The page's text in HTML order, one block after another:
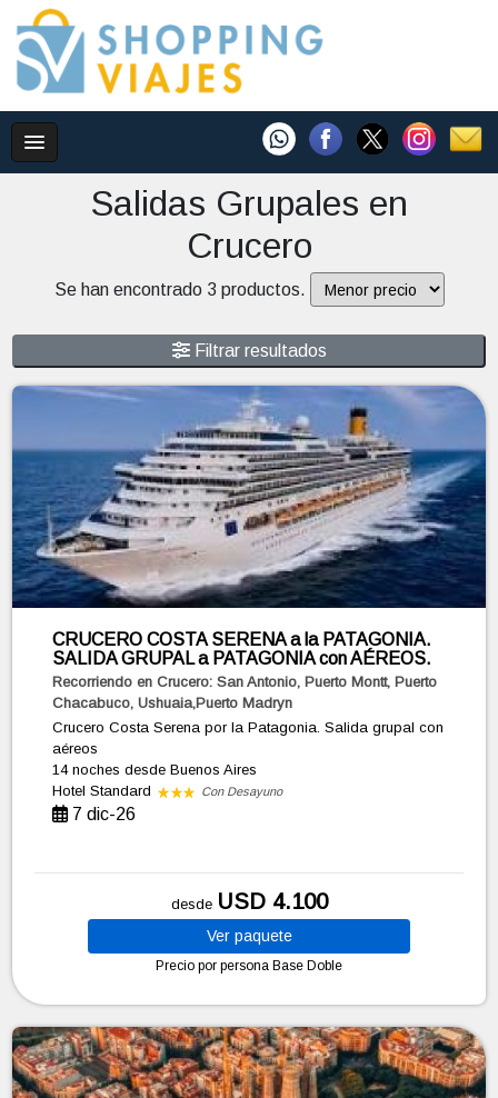
Salidas Grupales en
Crucero
Se han encontrado 3 productos.
Filtrar resultados
CRUCERO COSTA SERENA a la PATAGONIA.
SALIDA GRUPAL a PATAGONIA con AÉREOS.
Recorriendo en Crucero: San Antonio, Puerto Montt, Puerto
Chacabuco, Ushuaia,Puerto Madryn
Crucero Costa Serena por la Patagonia. Salida grupal con
aéreos
14 nochesdesde Buenos Aires
Hotel Standard
Con Desayuno
7 dic-26
desde USD 4.100
Ver paquete
Precio por persona Base Doble